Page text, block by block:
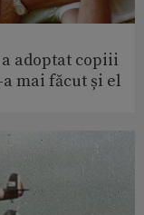
adoptat copiii
mai făcut și el